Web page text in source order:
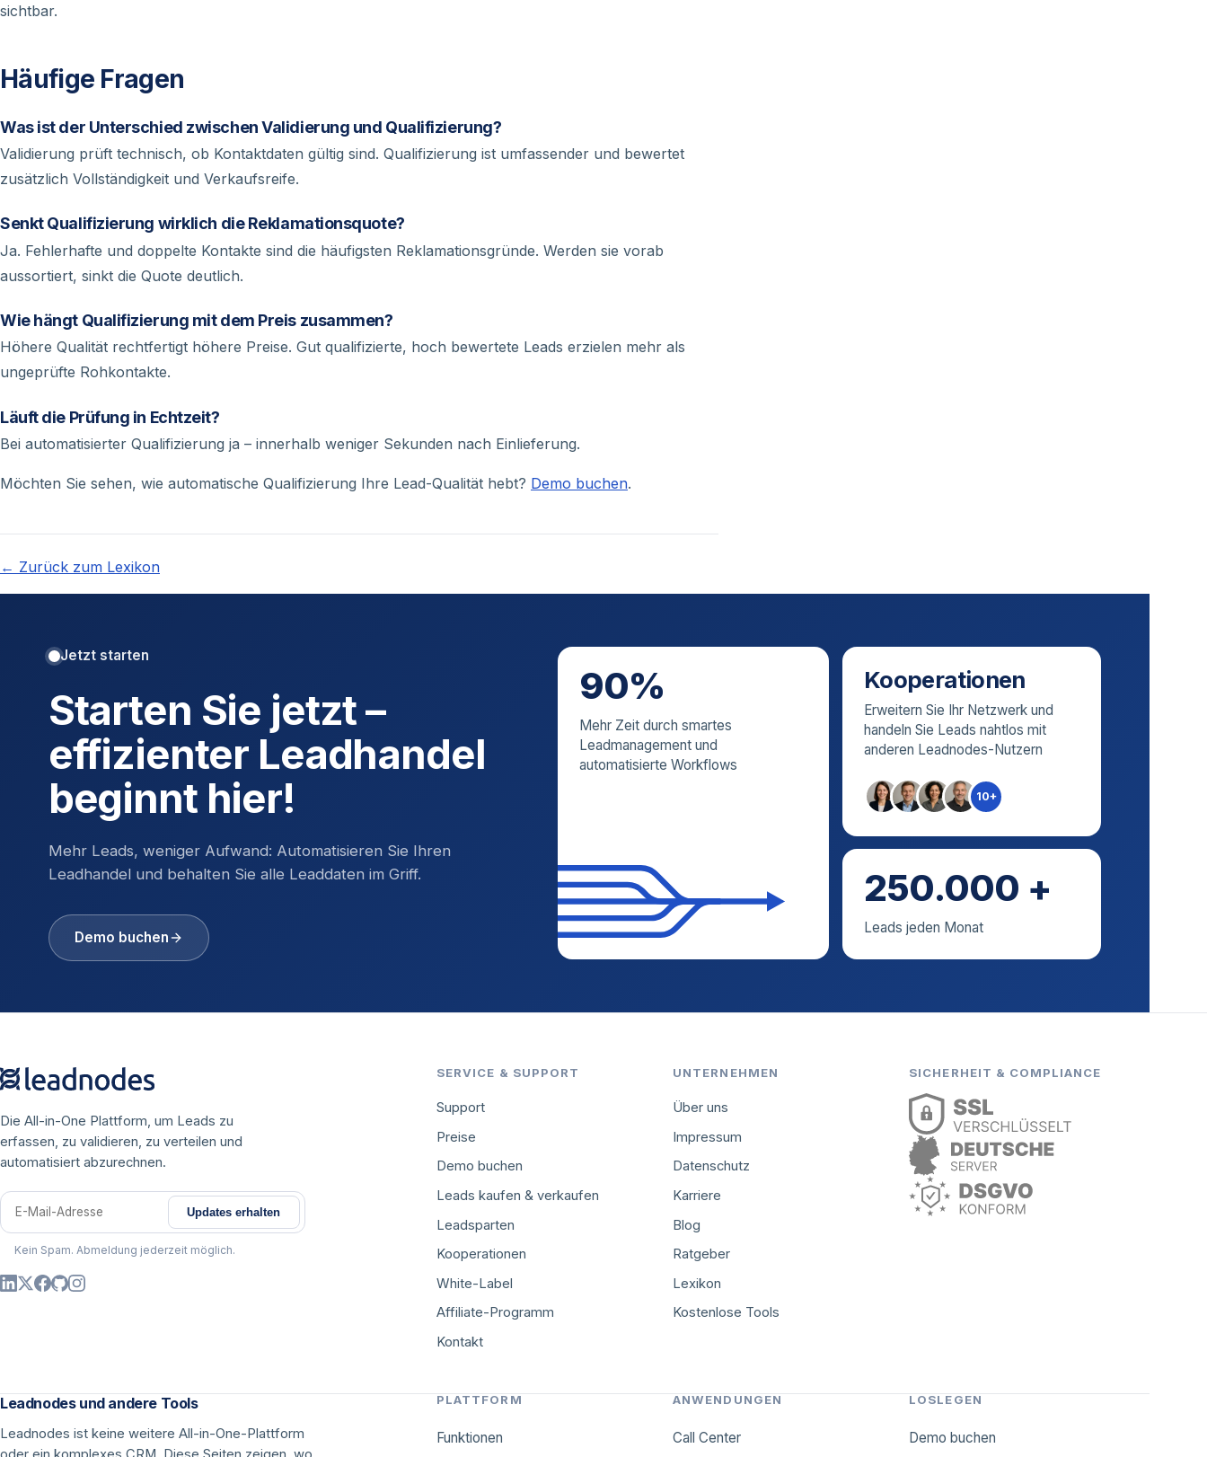
sichtbar.
Häufige Fragen
Was ist der Unterschied zwischen Validierung und Qualifizierung?
Validierung prüft technisch, ob Kontaktdaten gültig sind. Qualifizierung ist umfassender und bewertet
zusätzlich Vollständigkeit und Verkaufsreife.
Senkt Qualifizierung wirklich die Reklamationsquote?
Ja. Fehlerhafte und doppelte Kontakte sind die häufigsten Reklamationsgründe. Werden sie vorab
aussortiert, sinkt die Quote deutlich.
Wie hängt Qualifizierung mit dem Preis zusammen?
Höhere Qualität rechtfertigt höhere Preise. Gut qualifizierte, hoch bewertete Leads erzielen mehr als
ungeprüfte Rohkontakte.
Läuft die Prüfung in Echtzeit?
Bei automatisierter Qualifizierung ja – innerhalb weniger Sekunden nach Einlieferung.
Möchten Sie sehen, wie automatische Qualifizierung Ihre Lead-Qualität hebt? Demo buchen.
← Zurück zum Lexikon
Jetzt starten
Starten Sie jetzt –
effizienter Leadhandel
beginnt hier!
Mehr Leads, weniger Aufwand: Automatisieren Sie Ihren
Leadhandel und behalten Sie alle Leaddaten im Griff.
Demo buchen
90%
Mehr Zeit durch smartes
Leadmanagement und
automatisierte Workflows
Kooperationen
Erweitern Sie Ihr Netzwerk und
handeln Sie Leads nahtlos mit
anderen Leadnodes-Nutzern
10+
250.000 +
Leads jeden Monat
Die All-in-One Plattform, um Leads zu
erfassen, zu validieren, zu verteilen und
automatisiert abzurechnen.
E-Mail-Adresse
Updates erhalten
Kein Spam. Abmeldung jederzeit möglich.
SERVICE & SUPPORT
Support
Preise
Demo buchen
Leads kaufen & verkaufen
Leadsparten
Kooperationen
White-Label
Affiliate-Programm
Kontakt
UNTERNEHMEN
Über uns
Impressum
Datenschutz
Karriere
Blog
Ratgeber
Lexikon
Kostenlose Tools
SICHERHEIT & COMPLIANCE
Leadnodes und andere Tools
Leadnodes ist keine weitere All-in-One-Plattform
PLATTFORM
Funktionen
ANWENDUNGEN
Call Center
LOSLEGEN
Demo buchen